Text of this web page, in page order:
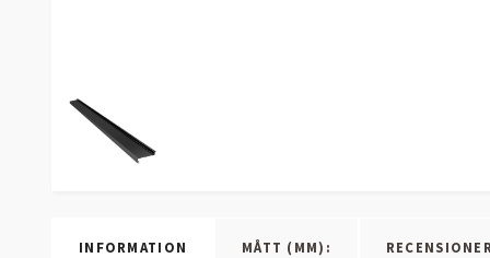
INFORMATION MÅTT (MM):